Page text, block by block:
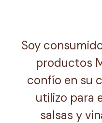
Soy
productos
confío en su
utilizo para
salsas y